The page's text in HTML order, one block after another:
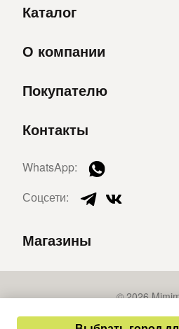
Каталог
О компании
Покупателю
Контакты
WhatsApp:
Соцсети:
Магазины
© 2026
Политика